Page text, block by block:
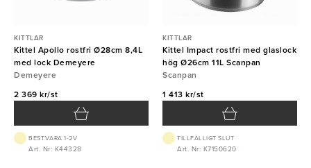
KITTLAR
Kittel Apollo rostfri Ø28cm 8,4L
med lock Demeyere
Demeyere
2 369 kr/st
BEST.VARA 1-2V
Art. Nr: K44328
KITTLAR
Kittel Impact rostfri med glaslock
hög Ø26cm 11L Scanpan
Scanpan
1 413 kr/st
TILLFÄLLIGT SLUT
Art. Nr: K7150620